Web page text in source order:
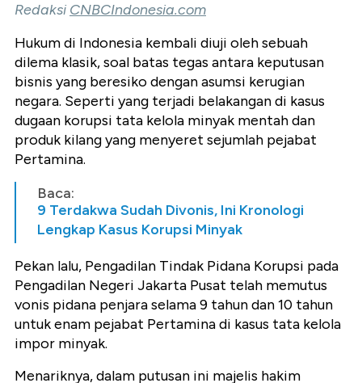
Redaksi CNBCIndonesia.com
Hukum di Indonesia kembali diuji oleh sebuah
dilema klasik, soal batas tegas antara keputusan
bisnis yang beresiko dengan asumsi kerugian
negara. Seperti yang terjadi belakangan di kasus
dugaan korupsi tata kelola minyak mentah dan
produk kilang yang menyeret sejumlah pejabat
Pertamina.
Baca:
9 Terdakwa Sudah Divonis, Ini Kronologi
Lengkap Kasus Korupsi Minyak
Pekan lalu, Pengadilan Tindak Pidana Korupsi pada
Pengadilan Negeri Jakarta Pusat telah memutus
vonis pidana penjara selama 9 tahun dan 10 tahun
untuk enam pejabat Pertamina di kasus tata kelola
impor minyak.
Menariknya, dalam putusan ini majelis hakim